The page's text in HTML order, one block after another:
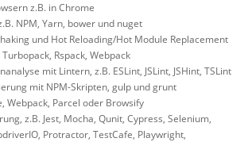
z.B. in Chrome
NPM, Yarn, bower und nuget
und Hot Reloading/Hot Module Replacement
Rspack, Webpack
mit Lintern, z.B. ESLint, JSLint, JSHint, TSLint
mit NPM-Skripten, gulp und grunt
Webpack, Parcel oder Browsify
z.B. Jest, Mocha, Qunit, Cypress, Selenium,
Protractor, TestCafe, Playwright,